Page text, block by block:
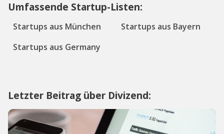
Umfassende Startup-Listen:
Startups aus München
Startups aus Bayern
Startups aus Germany
Letzter Beitrag über Divizend: